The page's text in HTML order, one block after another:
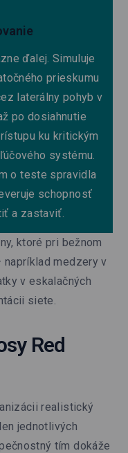
ďalej. Simuluje
prieskumu
laterálny pohyb v
po dosiahnutie
ku kritickým
systému.
o teste spravidla
schopnosť
a zastaviť.
ktoré pri bežnom
medzery v
v eskalačných
siete.
Red
realistický
jednotlivých
tím dokáže